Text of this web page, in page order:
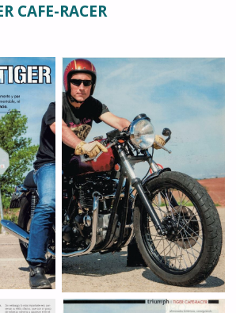
CAFE-RACER